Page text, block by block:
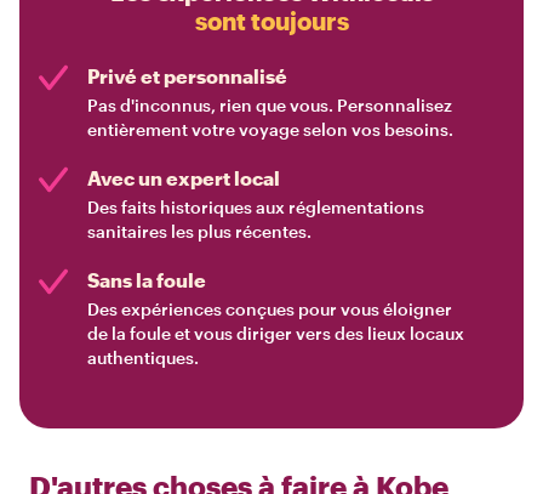
sont toujours
Privé et personnalisé
Pas d'inconnus, rien que vous. Personnalisez
entièrement votre voyage selon vos besoins.
Avec un expert local
Des faits historiques aux réglementations
sanitaires les plus récentes.
Sans la foule
Des expériences conçues pour vous éloigner
de la foule et vous diriger vers des lieux locaux
authentiques.
D'autres choses à faire à Kobe